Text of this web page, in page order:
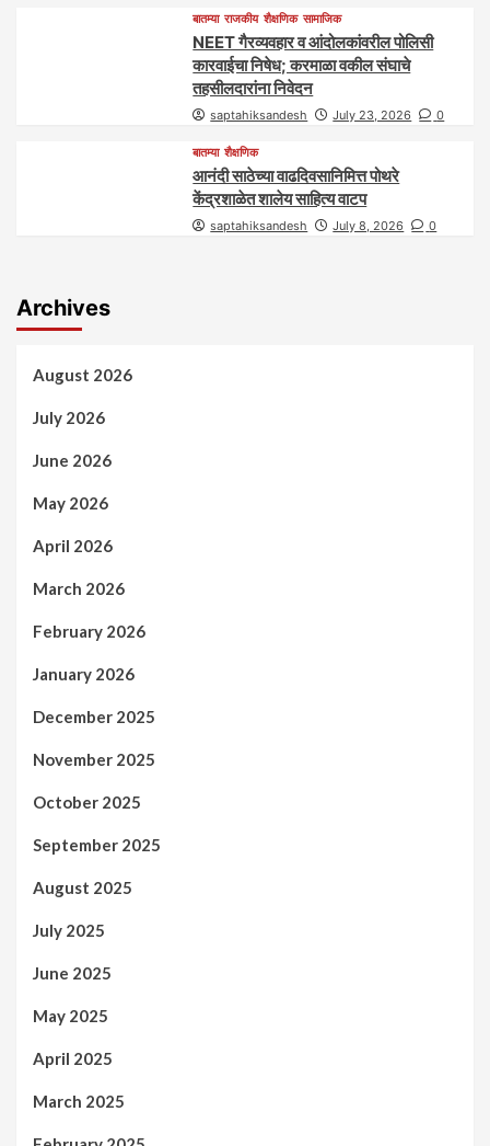
बातम्या राजकीय शैक्षणिक सामाजिक
NEET गैरव्यवहार व आंदोलकांवरील पोलिसी
कारवाईचा निषेध; करमाळा वकील संघाचे
तहसीलदारांना निवेदन
saptahiksandesh July 23, 2026 0
बातम्या शैक्षणिक
आनंदी साठेच्या वाढदिवसानिमित्त पोथरे
केंद्रशाळेत शालेय साहित्य वाटप
saptahiksandesh July 8, 2026 0
Archives
August 2026
July 2026
June 2026
May 2026
April 2026
March 2026
February 2026
January 2026
December 2025
November 2025
October 2025
September 2025
August 2025
July 2025
June 2025
May 2025
April 2025
March 2025